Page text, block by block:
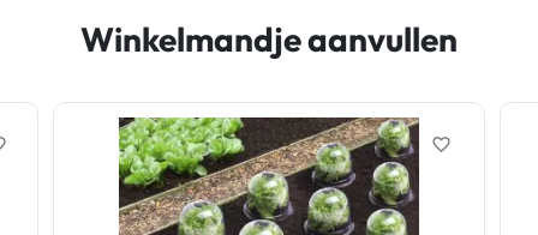
Winkelmandje aanvullen
favorite_border